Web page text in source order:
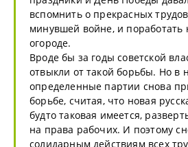
вспомнить о прекрасных
минувшей войне, и
огороде.
Вроде бы за годы советской
отвыкли от такой борьбы. Но в
определенные партии снова
борьбе, считая, что новая
будто таковая имеется,
на права рабочих. И поэтому
солидарным действиям всех